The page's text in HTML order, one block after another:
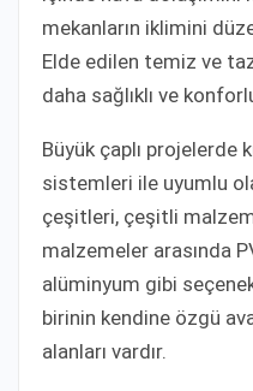
mekanların iklimini
Elde edilen temiz ve
daha sağlıklı ve
Büyük çaplı projelerde
sistemleri ile uyumlu
çeşitleri, çeşitli
malzemeler arasında
alüminyum gibi
birinin kendine özgü
alanları vardır.